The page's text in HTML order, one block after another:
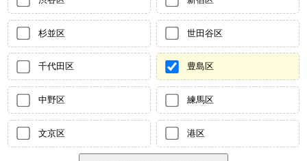
杉並区 世田谷区
千代田区 豊島区
中野区 練馬区
文京区 港区